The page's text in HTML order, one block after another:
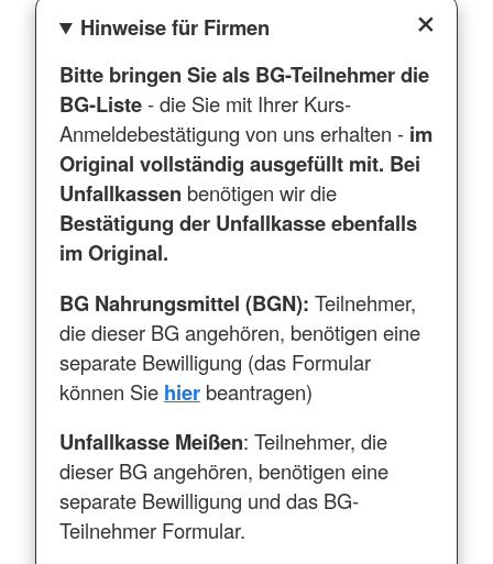
Hinweise für Firmen
Bitte bringen Sie als BG-Teilnehmer die
BG-Liste- die Sie mit Ihrer Kurs-
Anmeldebestätigung von uns erhalten -im
Original vollständig ausgefüllt mit. Bei
Unfallkassen benötigen wir die
Bestätigung der Unfallkasse ebenfalls
im Original.
BG Nahrungsmittel (BGN): Teilnehmer,
die dieser BG angehören, benötigen eine
separate Bewilligung (das Formular
können Sie hierbeantragen)
Unfallkasse Meißen: Teilnehmer, die
dieser BG angehören, benötigen eine
separate Bewilligung und das BG-
Teilnehmer Formular.